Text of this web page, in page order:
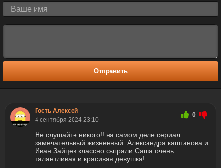
Отправить
Гость Алексей
4 сентября 2024 23:10
0
Не слушайте никого!! на самом деле сериал
замечательный жизненный .Александра каштанова и
Иван Зайцев классно сыграли Саша очень
талантливая и красивая девушка!